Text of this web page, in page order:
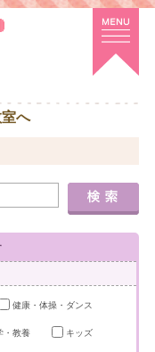
へ
健康・体操・ダンス
・教養 キッズ